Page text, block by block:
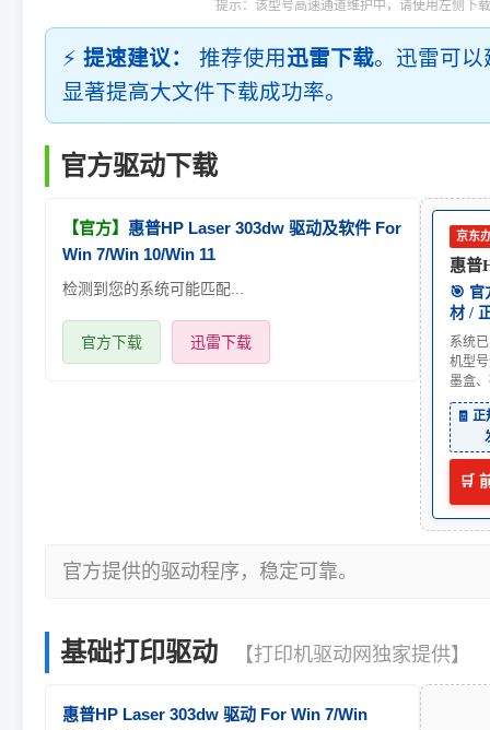
提示：该型号高速通道维护中，请使用左侧下载
⚡ 提速建议： 推荐使用迅雷下载。迅雷可
显著提高大文件下载成功率。
官方驱动下载
【官方】 惠普HP Laser 303dw 驱动及软件 For
Win 7/Win 10/Win 11
检测到您的系统可能匹配...
官方下载 迅雷下载
京东
惠普
🎯 官
材 /
系统
机型
墨盒
🧾
🛒
官方提供的驱动程序，稳定可靠。
基础打印驱动 【打印机驱动网独家提供】
惠普HP Laser 303dw 驱动 For Win 7/Win